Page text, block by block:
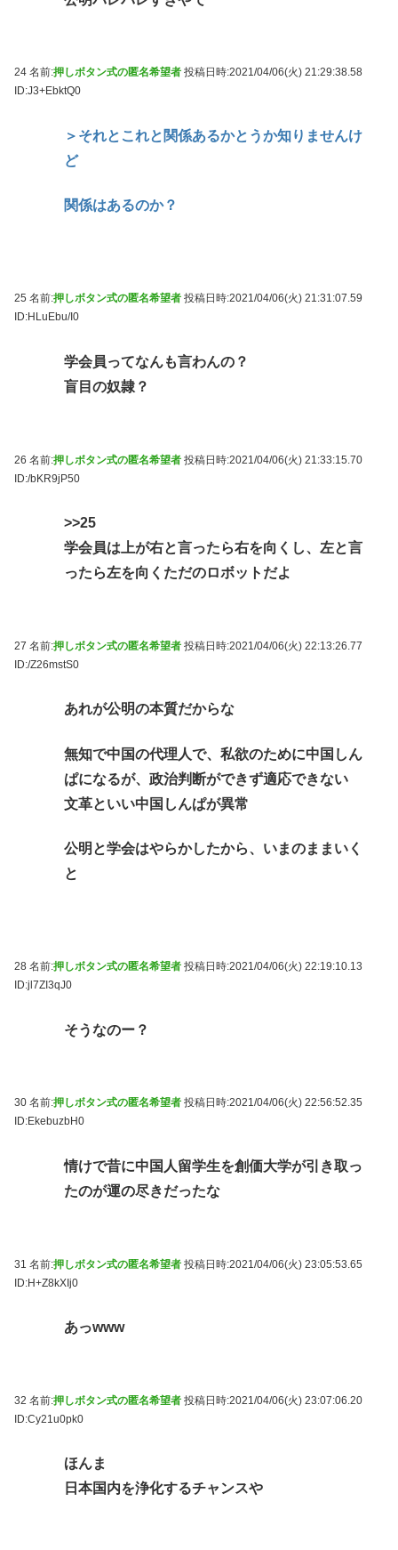
24 名前:押しボタン式の匿名希望者 投稿日時:2021/04/06(火) 21:29:38.58
ID:J3+EbktQ0
＞それとこれと関係あるかとうか知りませんけ
ど
関係はあるのか？
25 名前:押しボタン式の匿名希望者 投稿日時:2021/04/06(火) 21:31:07.59
ID:HLuEbu/I0
学会員ってなんも言わんの？
盲目の奴隷？
26 名前:押しボタン式の匿名希望者 投稿日時:2021/04/06(火) 21:33:15.70
ID:/bKR9jP50
>>25
学会員は上が右と言ったら右を向くし、左と言
ったら左を向くただのロボットだよ
27 名前:押しボタン式の匿名希望者 投稿日時:2021/04/06(火) 22:13:26.77
ID:/Z26mstS0
あれが公明の本質だからな
無知で中国の代理人で、私欲のために中国しん
ぱになるが、政治判断ができず適応できない
文革といい中国しんぱが異常
公明と学会はやらかしたから、いまのままいく
と
28 名前:押しボタン式の匿名希望者 投稿日時:2021/04/06(火) 22:19:10.13
ID:jl7ZI3qJ0
そうなのー？
30 名前:押しボタン式の匿名希望者 投稿日時:2021/04/06(火) 22:56:52.35
ID:EkebuzbH0
情けで昔に中国人留学生を創価大学が引き取っ
たのが運の尽きだったな
31 名前:押しボタン式の匿名希望者 投稿日時:2021/04/06(火) 23:05:53.65
ID:H+Z8kXIj0
あっwww
32 名前:押しボタン式の匿名希望者 投稿日時:2021/04/06(火) 23:07:06.20
ID:Cy21u0pk0
ほんま
日本国内を浄化するチャンスや